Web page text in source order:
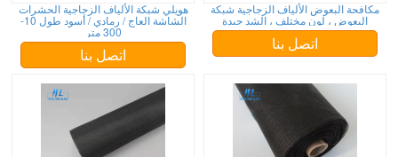
هويلي شبكة الألياف الزجاجية الحشرات
الشاشة العاج / رمادي / أسود طول 10-
300 متر
اتصل بنا
مكافحة البعوض الألياف الزجاجية شبكة
البعوض ، لون مختلف ، الشد جيدة
اتصل بنا